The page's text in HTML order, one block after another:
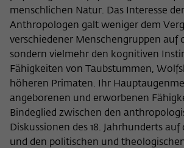
menschlichen Natur. Das Interesse
Anthropologen galt weniger dem
verschiedener Menschengruppen auf
sondern vielmehr den kognitiven
Fähigkeiten von Taubstummen,
höheren Primaten. Ihr
angeborenen und erworbenen
Bindeglied zwischen den
Diskussionen des 18. Jahrhunderts auf
und den politischen und